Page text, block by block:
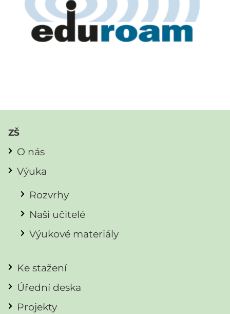
ZŠ
O nás
Výuka
Rozvrhy
Naši učitelé
Výukové materiály
Ke stažení
Úřední deska
Projekty